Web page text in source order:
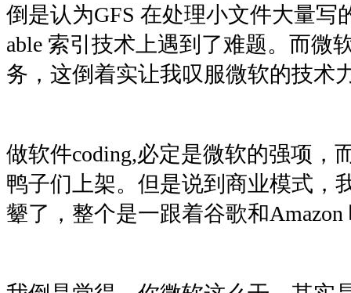
倒是认为GFS 在处理小文件大量写
able 索引技术上遇到了难题。而微
务，这倒着实让我叹服微软的技术
做软件coding,必定是微软的强项，
鸭子们上架。但是说到商业模式，
颦了，整个是一跟着谷歌和Amazon